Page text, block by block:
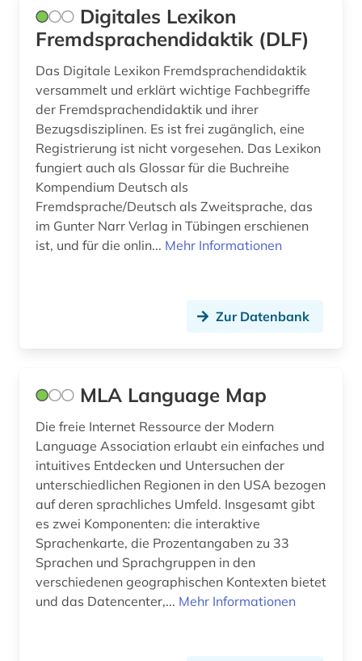
romanisch (1)
romanistik (2)
russisch (1)
russland (1)
semantik (2)
semitistik (1)
sibirien (1)
sprachfamilie (1)
sprachgemeinschaft (1)
sprachkontakt (1)
sprachverbreitung (1)
sprachwissenschaft (3)
syntax (2)
Digitales Lexikon
Fremdsprachendidaktik (DLF)
Das Digitale Lexikon Fremdsprachendidaktik
versammelt und erklärt wichtige Fachbegriffe
der Fremdsprachendidaktik und ihrer
Bezugsdisziplinen. Es ist frei zugänglich, eine
Registrierung ist nicht vorgesehen. Das Lexikon
fungiert auch als Glossar für die Buchreihe
Kompendium Deutsch als
Fremdsprache/Deutsch als Zweitsprache, das
im Gunter Narr Verlag in Tübingen erschienen
ist, und für die onlin... Mehr Informationen
Zur Datenbank
MLA Language Map
Die freie Internet Ressource der Modern
Language Association erlaubt ein einfaches und
intuitives Entdecken und Untersuchen der
unterschiedlichen Regionen in den USA bezogen
auf deren sprachliches Umfeld. Insgesamt gibt
es zwei Komponenten: die interaktive
Sprachenkarte, die Prozentangaben zu 33
Sprachen und Sprachgruppen in den
verschiedenen geographischen Kontexten bietet
und das Datencenter,... Mehr Informationen